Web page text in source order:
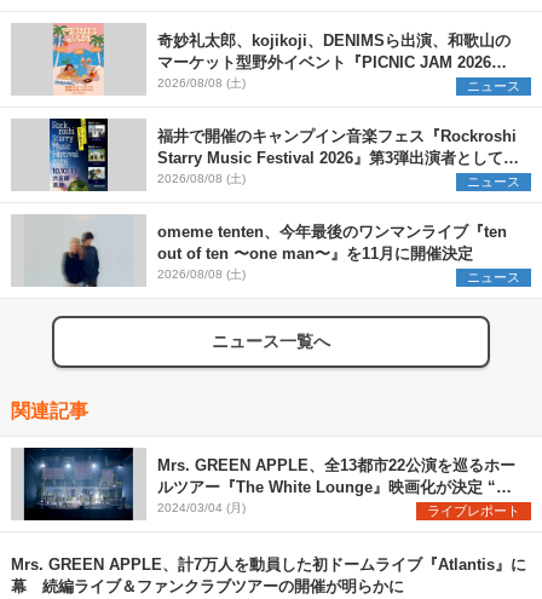
奇妙礼太郎、kojikoji、DENIMSら出演、和歌山の
マーケット型野外イベント『PICNIC JAM 2026』
早割チケット発売開始
2026/08/08 (土) ニュース
福井で開催のキャンプイン音楽フェス『Rockroshi
Starry Music Festival 2026』第3弾出演者として
SCOOBIE DO、かりゆし58、Reiを発表
2026/08/08 (土) ニュース
omeme tenten、今年最後のワンマンライブ『ten
out of ten 〜one man〜』を11月に開催決定
2026/08/08 (土) ニュース
ニュース一覧へ
関連記事
Mrs. GREEN APPLE、全13都市22公演を巡るホー
ルツアー『The White Lounge』映画化が決定 “史
上最年少”スタジアムツアー開催も発表
2024/03/04 (月) ライブレポート
Mrs. GREEN APPLE、計7万人を動員した初ドームライブ『Atlantis』に
幕 続編ライブ＆ファンクラブツアーの開催が明らかに